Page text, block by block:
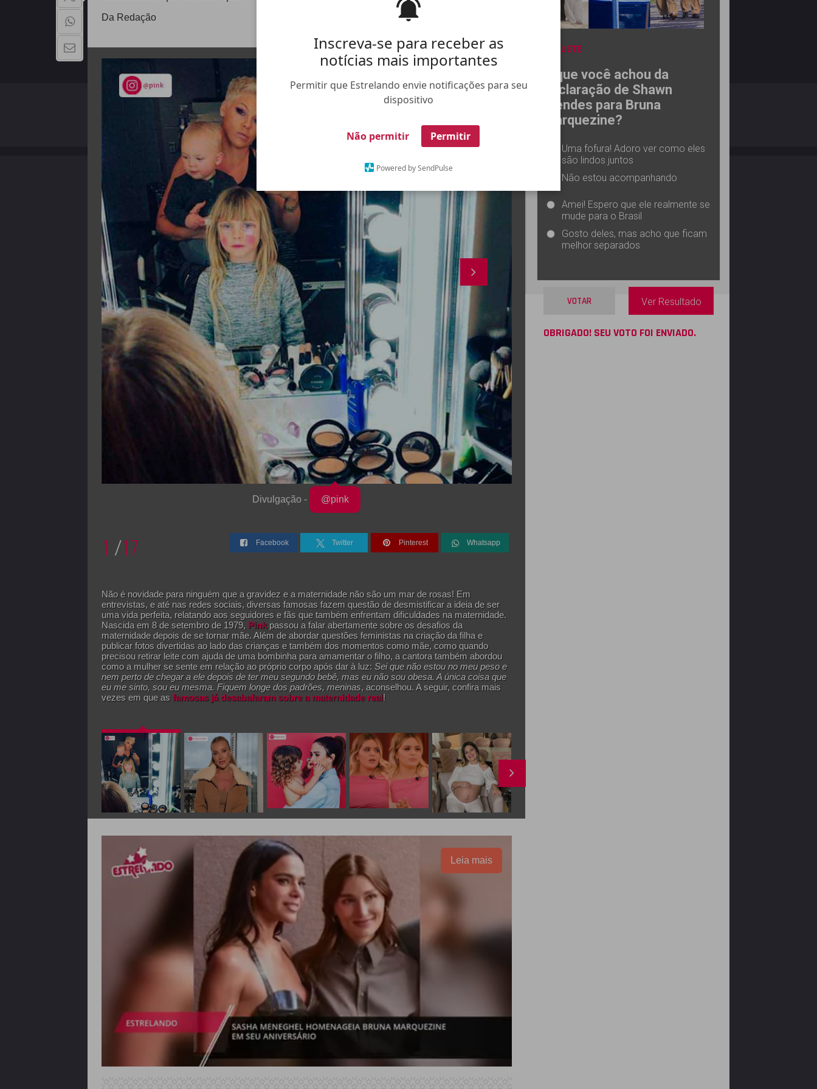
Inscreva-se para receber as
notícias mais importantes
Permitir que Estrelando envie notificações para seu
dispositivo
Não permitir Permitir
Powered by SendPulse
Da Redação
X
Divulgação - @pink
1 /17 Facebook Twitter Pinterest Whatsapp
Não é novidade para ninguém que a gravidez e a maternidade não são um mar de rosas! Em
entrevistas, e até nas redes sociais, diversas famosas fazem questão de desmistificar a ideia de ser
uma vida perfeita, relatando aos seguidores e fãs que também enfrentam dificuldades na maternidade.
Nascida em 8 de setembro de 1979, Pinkpassou a falar abertamente sobre os desafios da
maternidade depois de se tornar mãe. Além de abordar questões feministas na criação da filha e
publicar fotos divertidas ao lado das crianças e também dos momentos como mãe, como quando
precisou retirar leite com ajuda de uma bombinha para amamentar o filho, a cantora também abordou
como a mulher se sente em relação ao próprio corpo após dar à luz: Sei que não estou no meu peso e
nem perto de chegar a ele depois de ter meu segundo bebê, mas eu não sou obesa. A única coisa que
eu me sinto, sou eu mesma. Fiquem longe dos padrões, meninas, aconselhou. A seguir, confira mais
vezes em que as famosas já desabafaram sobre a maternidade real!
Leia mais
ENQUETE
O que você achou da
declaração de Shawn
Mendes para Bruna
Marquezine?
Uma fofura! Adoro ver como eles
são lindos juntos
Não estou acompanhando
Amei! Espero que ele realmente se
mude para o Brasil
Gosto deles, mas acho que ficam
melhor separados
VOTAR Ver Resultado
OBRIGADO! SEU VOTO FOI ENVIADO.
QUEM SOMOS ANUNCIE NO ESTRELANDO TRABALHE NO ESTRELANDO POLÍTICA DE PRIVACIDADE
Copyright - 2026 | Todos os direitos reservados